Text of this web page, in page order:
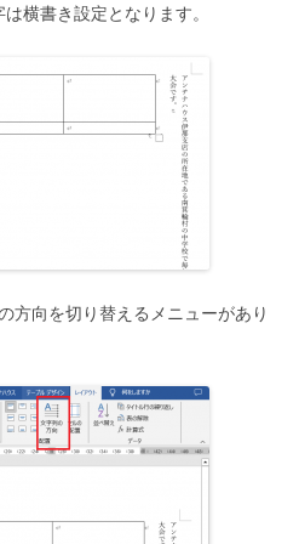
横書き設定となります。
方向を切り替えるメニューがあり